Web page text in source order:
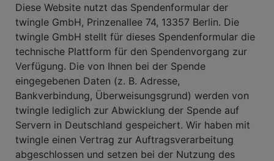
Diese Website nutzt das Spendenformular der
twingle GmbH, Prinzenallee 74, 13357 Berlin. Die
twingle GmbH stellt für dieses Spendenformular die
technische Plattform für den Spendenvorgang zur
Verfügung. Die von Ihnen bei der Spende
eingegebenen Daten (z. B. Adresse,
Bankverbindung, Überweisungsgrund) werden von
twingle lediglich zur Abwicklung der Spende auf
Servern in Deutschland gespeichert. Wir haben mit
twingle einen Vertrag zur Auftragsverarbeitung
abgeschlossen und setzen bei der Nutzung des